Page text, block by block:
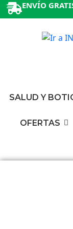
ENVÍO
SALUD Y
OFERTAS